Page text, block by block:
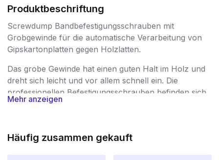
Produktbeschriftung
Screwdump Bandbefestigungsschrauben mit
Grobgewinde für die automatische Verarbeitung von
Gipskartonplatten gegen Holzlatten.
Das grobe Gewinde hat einen guten Halt im Holz und
dreht sich leicht und vor allem schnell ein. Die
professionellen Befestigungsschrauben befinden sich
in einem hochwertigen Kunststoffband für
gängigen Marken von Bandschraubern /
Mehr anzeigen
Häufig zusammen gekauft